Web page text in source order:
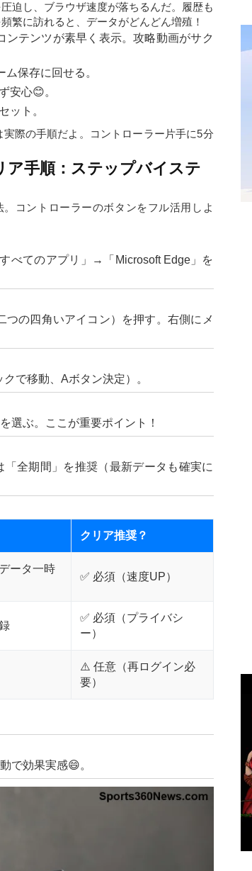
迫し、ブラウザ速度が落ちるんだ。履歴も
繁に訪れると、データがどんどん増殖！
ンテンツが素早く表示。攻略動画がサク
保存に回せる。
安心😊。
ット。
際の手順だよ。コントローラー片手に5分
手順：ステップバイステ
コントローラーのボタンをフル活用しよ
べてのアプリ」→「Microsoft Edge」を
の四角いアイコン）を押す。右側にメ
で移動、Aボタン決定）。
選ぶ。ここが重要ポイント！
「全期間」を推奨（最新データも確実に
クリア推奨？
ータ一時
✅ 必須（速度UP）
✅ 必須（プライバシ
ー）
⚠️ 任意（再ログイン必
要）
で効果実感😄。